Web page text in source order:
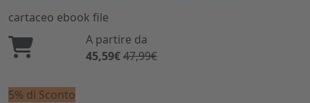
cartaceo ebook file
A partire da
45,59€47,99€
5% di Sconto